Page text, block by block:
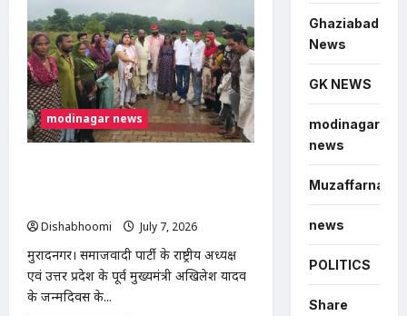
की
टक्कर
से
व्यक्ति
की
मौत,
चालक
फरार;
पुलिस
CCTV
फुटेज
modinagar news
Dishabhoomi
July 7, 2026
मुरादनगर। समाजवादी पार्टी के राष्ट्रीय अध्यक्ष
एवं उत्तर प्रदेश के पूर्व मुख्यमंत्री अखिलेश यादव
के जन्मदिवस के...
Ghaziabad
News
GK NEWS
modinagar
news
Muzaffarnagar
news
POLITICS
Share